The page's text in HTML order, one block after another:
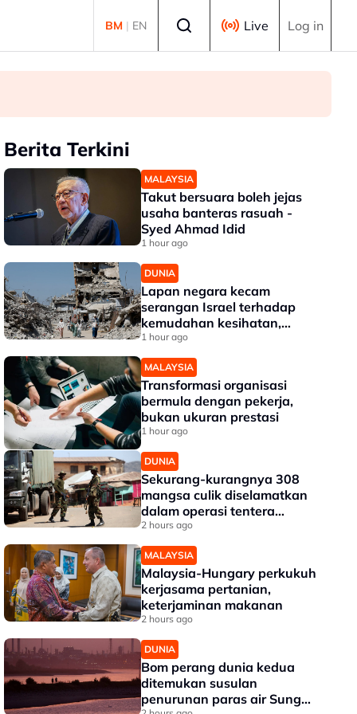
BM | EN Live Log in
Berita Terkini
MALAYSIA
Takut bersuara boleh jejas
usaha banteras rasuah -
Syed Ahmad Idid
1 hour ago
DUNIA
Lapan negara kecam
serangan Israel terhadap
kemudahan kesihatan,
infrastruktur awam di Gaza
1 hour ago
MALAYSIA
Transformasi organisasi
bermula dengan pekerja,
bukan ukuran prestasi
1 hour ago
DUNIA
Sekurang-kurangnya 308
mangsa culik diselamatkan
dalam operasi tentera
Nigeria
2 hours ago
MALAYSIA
Malaysia-Hungary perkukuh
kerjasama pertanian,
keterjaminan makanan
2 hours ago
DUNIA
Bom perang dunia kedua
ditemukan susulan
penurunan paras air Sungai